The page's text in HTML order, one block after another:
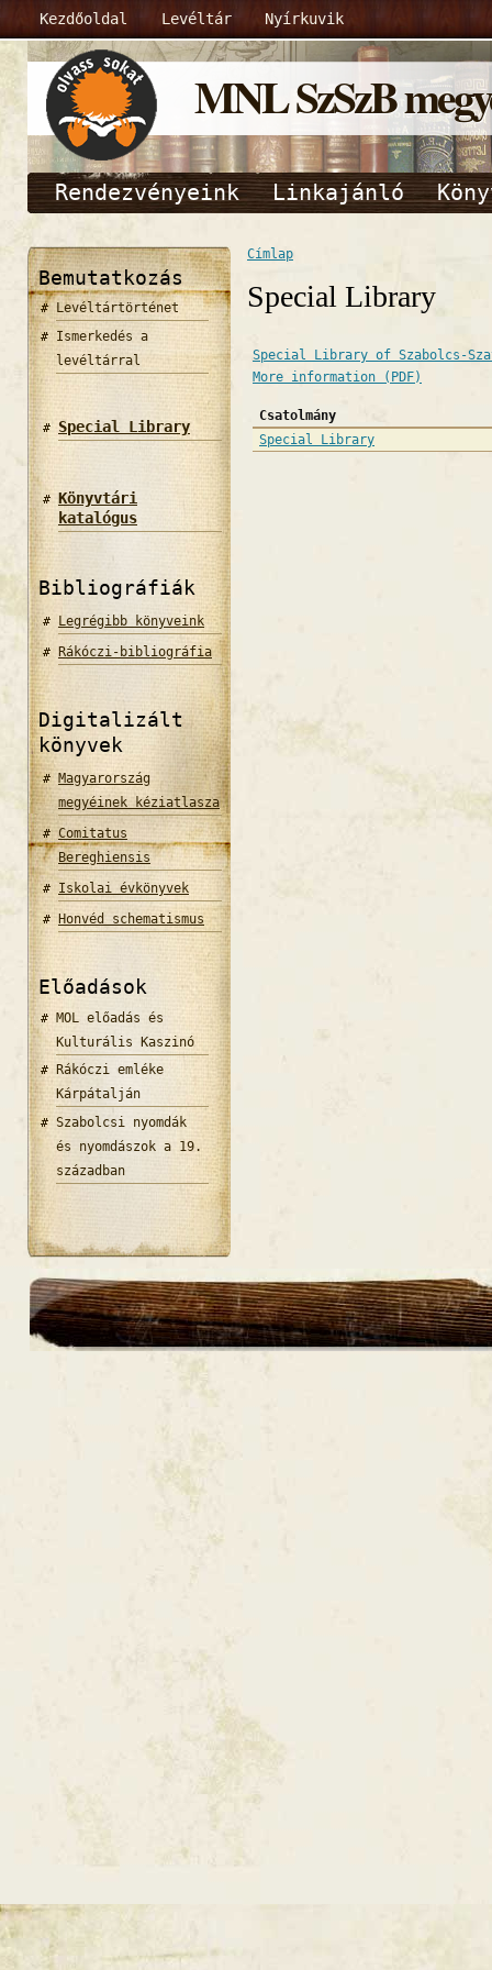
Kezdőoldal Levéltár Nyírkuvik
MNL SzSzB
Rendezvényeink Linkajánló
Bemutatkozás
Levéltártörténet
Ismerkedés a
levéltárral
Special Library
Könyvtári
katalógus
Bibliográfiák
Legrégibb könyveink
Rákóczi-bibliográfia
Digitalizált
könyvek
Magyarország
megyéinek kéziatlasza
Comitatus
Bereghiensis
Iskolai évkönyvek
Honvéd schematismus
Előadások
MOL előadás és
Kulturális Kaszinó
Rákóczi emléke
Kárpátalján
Szabolcsi nyomdák
és nyomdászok a 19.
században
Címlap
Special Library
Special Library of Szabolcs-
More information (PDF)
Csatolmány
Special Library